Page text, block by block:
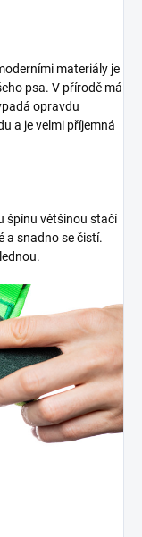
materiály je
psa. V přírodě má
opravdu
a je velmi příjemná
špínu většinou stačí
a snadno se čistí.